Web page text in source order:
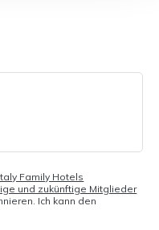
Family Hotels
und zukünftige Mitglieder
Ich kann den